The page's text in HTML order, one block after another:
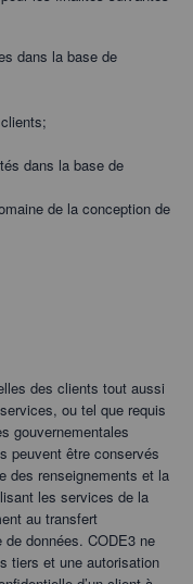
dans la base de
dans la base de
de la conception de
des clients tout aussi
ou tel que requis
gouvernementales
peuvent être conservés
des renseignements et la
les services de la
au transfert
de données. CODE3 ne
tiers et une autorisation